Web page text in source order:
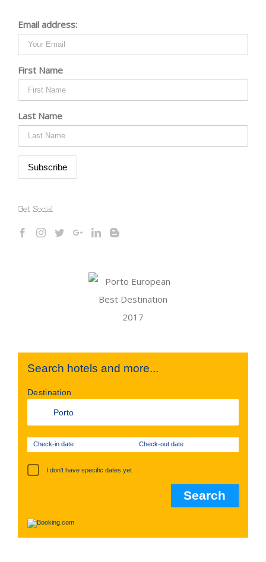
Email address:
First Name
Last Name
Get Social
Search hotels and more...
Destination
Check-in date Check-out date
I don't have specific dates yet